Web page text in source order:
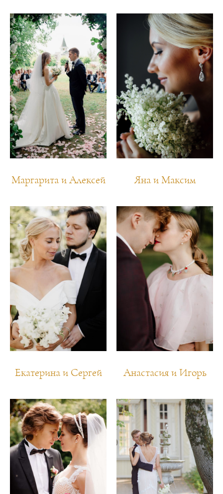
Маргарита и Алексей Яна и Максим
Екатерина и Сергей Анастасия и Игорь